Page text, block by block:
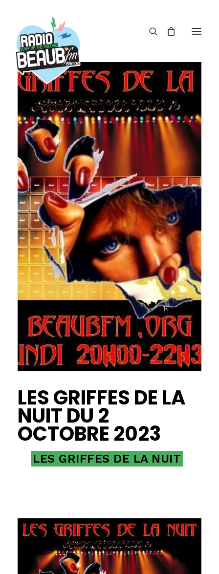
ACTUS
REPLAY
ÉMISSIONS
BOUTIQUE
LES GRIFFES DE LA
NUIT DU 2
OCTOBRE 2023
LES GRIFFES DE LA NUIT